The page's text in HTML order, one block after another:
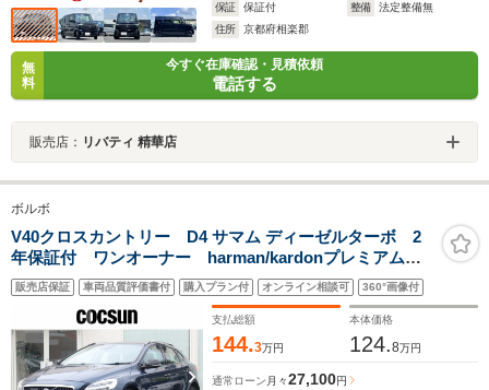
保証
保証付 整備
法定整備無
住所
京都府相楽郡
無
料
今すぐ在庫確認・見積依頼
電話する
販売店： リバティ 精華店
ボルボ
V40クロスカントリー D4 サマム ディーゼルターボ 2
年保証付 ワンオーナー harman/kardonプレミアムオ
ーディオ ソフトベージュ本革シート パワーシート
シートヒーター モダンウッドパネル ドライブレコー
ダー ACC BLIS 禁煙車
販売店保証 車両品質評価書付 購入プラン付 オンライン相談可 360°画像付
支払総額
144.3万円
本体価格
124.8万円
通常ローン 月々27,100円